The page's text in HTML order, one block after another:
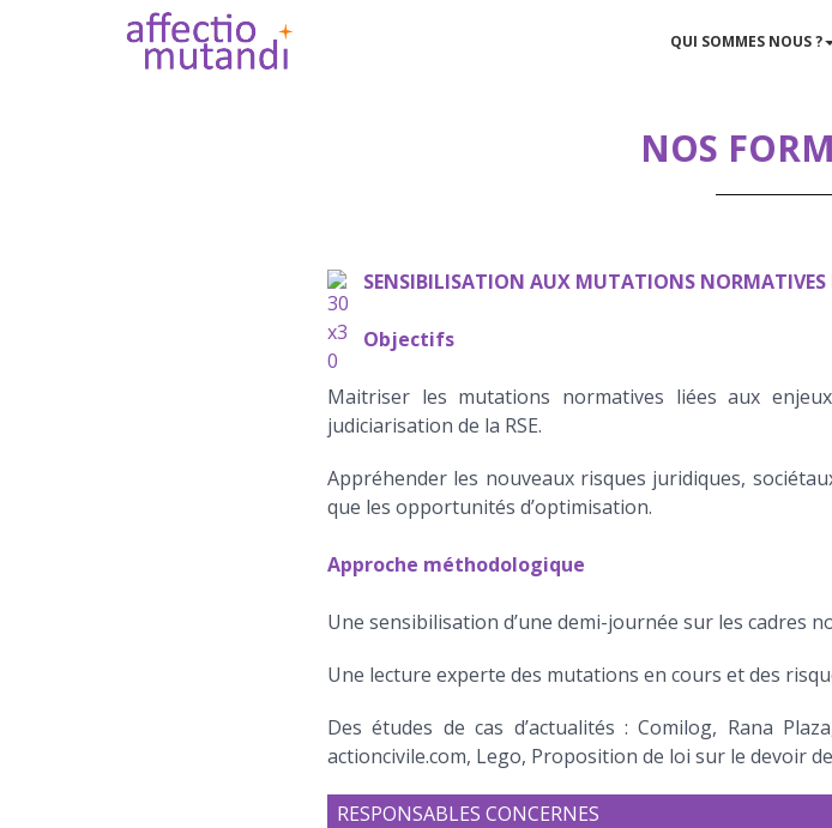
QUI SOMMES NOUS ?
NOS
SENSIBILISATION AUX MUTATIONS NORMATIVES
Objectifs
Maitriser les mutations normatives liées aux
judiciarisation de la RSE.
Appréhender les nouveaux risques juridiques,
que les opportunités d’optimisation.
Approche méthodologique
Une sensibilisation d’une demi-journée sur les cadres
Une lecture experte des mutations en cours et des
Des études de cas d’actualités : Comilog, Rana
actioncivile.com, Lego, Proposition de loi sur le devoir
RESPONSABLES CONCERNES